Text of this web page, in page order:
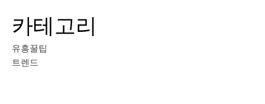
카테고리
유흥꿀팁
트렌드